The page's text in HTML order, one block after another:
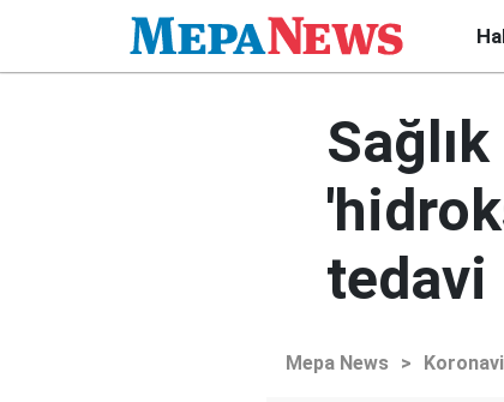
tedavi
Mepa News >